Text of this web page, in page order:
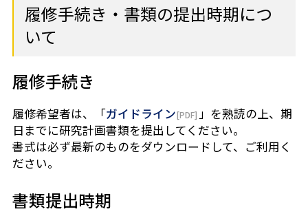
履修手続き・書類の提出時期につ
いて
履修手続き
履修希望者は、「ガイドライン
」を熟読の上、期
日までに研究計画書類を提出してください。
書式は必ず最新のものをダウンロードして、ご利用く
ださい。
書類提出時期